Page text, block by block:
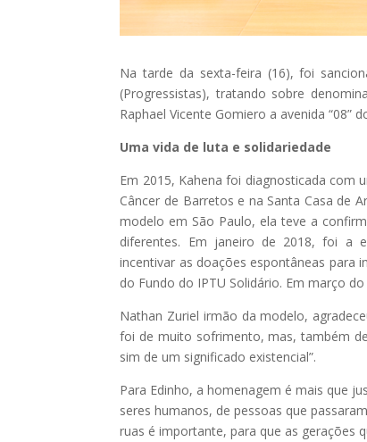
Na tarde da sexta-feira (16), foi
(Progressistas), tratando sobre
Raphael Vicente Gomiero a avenida “08”
Uma vida de luta e solidariedade
Em 2015, Kahena foi diagnosticada
Câncer de Barretos e na Santa Casa de
modelo em São Paulo, ela teve a
diferentes. Em janeiro de 2018, foi a
incentivar as doações espontâneas para
do Fundo do IPTU Solidário. Em março
Nathan Zuriel irmão da modelo,
foi de muito sofrimento, mas, também
sim de um significado existencial”.
Para Edinho, a homenagem é mais que
seres humanos, de pessoas que
ruas é importante, para que as gerações